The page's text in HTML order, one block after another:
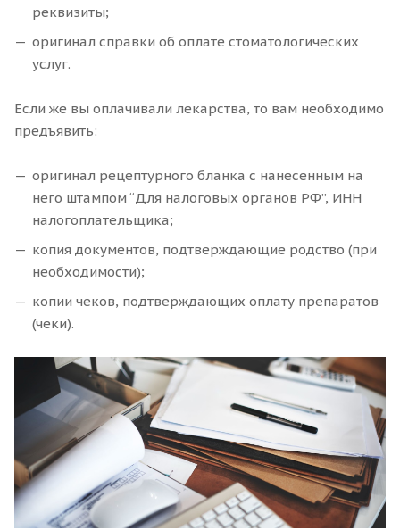
реквизиты;
оригинал справки об оплате стоматологических
услуг.
Если же вы оплачивали лекарства, то вам необходимо
предъявить:
оригинал рецептурного бланка с нанесенным на
него штампом “Для налоговых органов РФ”, ИНН
налогоплательщика;
копия документов, подтверждающие родство (при
необходимости);
копии чеков, подтверждающих оплату препаратов
(чеки).